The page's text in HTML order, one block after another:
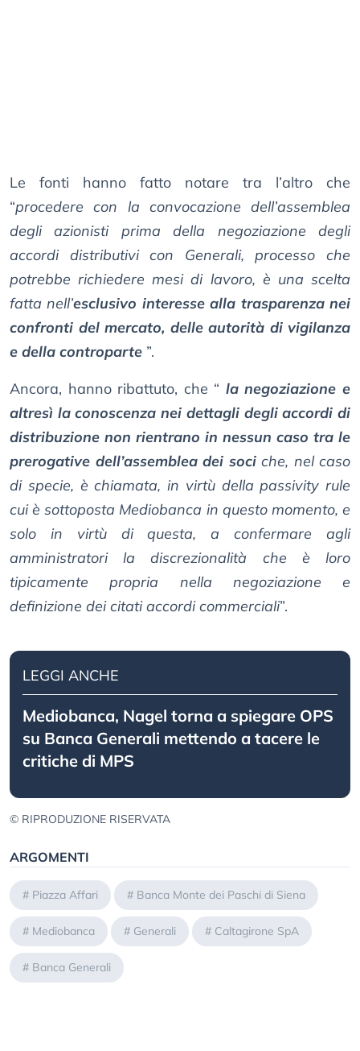
Le fonti hanno fatto notare tra l’altro che
“procedere con la convocazione dell’assemblea
degli azionisti prima della negoziazione degli
accordi distributivi con Generali, processo che
potrebbe richiedere mesi di lavoro, è una scelta
fatta nell’esclusivo interesse alla trasparenza nei
confronti del mercato, delle autorità di vigilanza
e della controparte ”.
Ancora, hanno ribattuto, che “ la negoziazione e
altresì la conoscenza nei dettagli degli accordi di
distribuzione non rientrano in nessun caso tra le
prerogative dell’assemblea dei sociche, nel caso
di specie, è chiamata, in virtù della passivity rule
cui è sottoposta Mediobanca in questo momento, e
solo in virtù di questa, a confermare agli
amministratori la discrezionalità che è loro
tipicamente propria nella negoziazione e
definizione dei citati accordi commerciali”.
LEGGI ANCHE
Mediobanca, Nagel torna a spiegare OPS
su Banca Generali mettendo a tacere le
critiche di MPS
© RIPRODUZIONE RISERVATA
ARGOMENTI
# Piazza Affari # Banca Monte dei Paschi di Siena
# Mediobanca # Generali # Caltagirone SpA
# Banca Generali